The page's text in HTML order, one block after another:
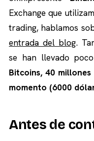
Exchange que
trading, hablamos
entrada del blog.
se han llevado
Bitcoins, 40
momento (6000
Antes de